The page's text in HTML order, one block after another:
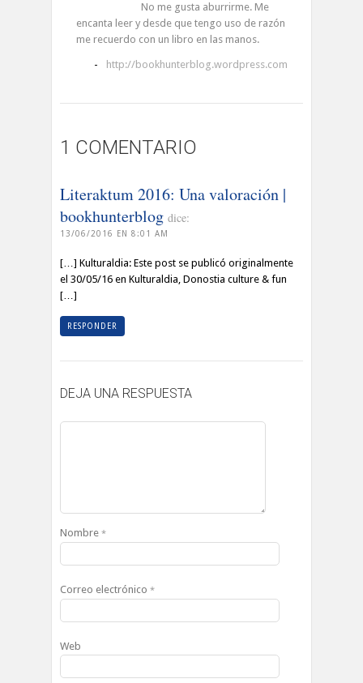
No me gusta aburrirme. Me
encanta leer y desde que tengo uso de razón
me recuerdo con un libro en las manos.
- http://bookhunterblog.wordpress.com
1 COMENTARIO
Literaktum 2016: Una valoración |
bookhunterblog dice:
13/06/2016 EN 8:01 AM
[…] Kulturaldia: Este post se publicó originalmente
el 30/05/16 en Kulturaldia, Donostia culture & fun
[…]
RESPONDER
DEJA UNA RESPUESTA
Nombre *
Correo electrónico *
Web